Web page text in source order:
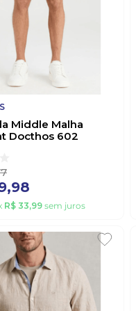
Middle Malha
Docthos 602
,98
R$ 33,99sem juros